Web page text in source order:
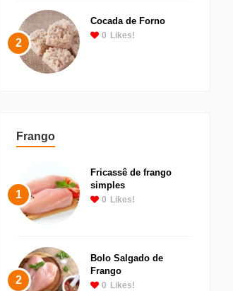
2
Cocada de Forno
0 Likes!
Frango
1
Fricassê de frango
simples
0 Likes!
2
Bolo Salgado de
Frango
0 Likes!